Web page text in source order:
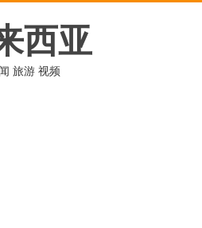
西亚
旅游 视频